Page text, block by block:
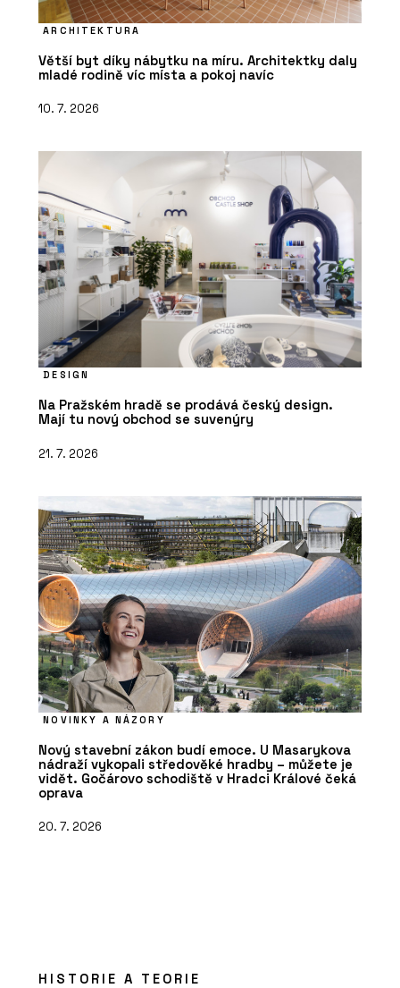
ARCHITEKTURA
Větší byt díky nábytku na míru. Architektky daly
mladé rodině víc místa a pokoj navíc
10. 7. 2026
DESIGN
Na Pražském hradě se prodává český design.
Mají tu nový obchod se suvenýry
21. 7. 2026
NOVINKY A NÁZORY
Nový stavební zákon budí emoce. U Masarykova
nádraží vykopali středověké hradby – můžete je
vidět. Gočárovo schodiště v Hradci Králové čeká
oprava
20. 7. 2026
HISTORIE A TEORIE